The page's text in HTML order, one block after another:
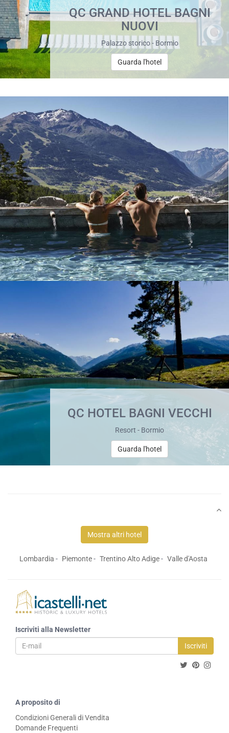
QC GRAND HOTEL BAGNI
NUOVI
Palazzo storico - Bormio
Guarda l'hotel
QC HOTEL BAGNI VECCHI
Resort - Bormio
Guarda l'hotel
Mostra altri hotel
Lombardia Piemonte Trentino Alto Adige Valle d'Aosta
Iscriviti alla Newsletter
Iscriviti
A proposito di
Condizioni Generali di Vendita
Domande Frequenti